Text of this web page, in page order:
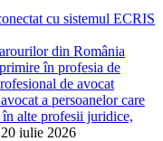
cu sistemul ECRIS
din România
în profesia de
de avocat
a persoanelor care
alte profesii juridice,
20 iulie 2026